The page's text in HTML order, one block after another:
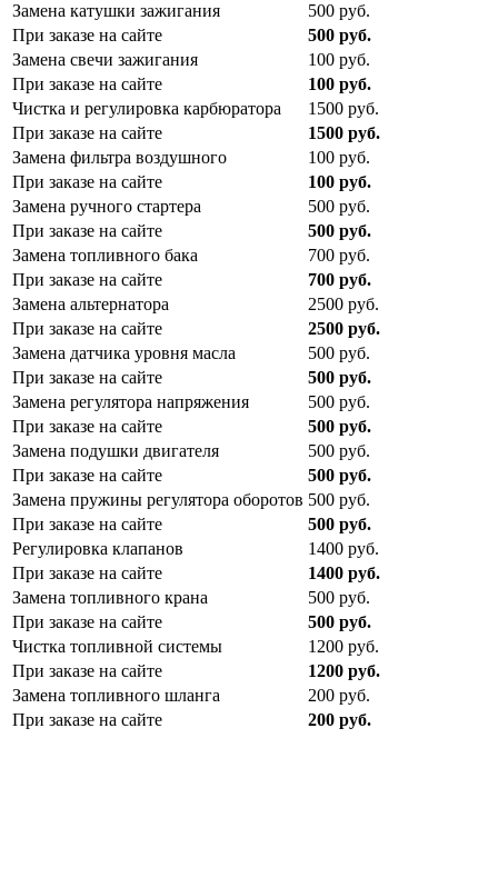
Замена катушки зажигания
500 руб.
При заказе на сайте
500 руб.
Замена свечи зажигания
100 руб.
При заказе на сайте
100 руб.
Чистка и регулировка карбюратора
1500 руб.
При заказе на сайте
1500 руб.
Замена фильтра воздушного
100 руб.
При заказе на сайте
100 руб.
Замена ручного стартера
500 руб.
При заказе на сайте
500 руб.
Замена топливного бака
700 руб.
При заказе на сайте
700 руб.
Замена альтернатора
2500 руб.
При заказе на сайте
2500 руб.
Замена датчика уровня масла
500 руб.
При заказе на сайте
500 руб.
Замена регулятора напряжения
500 руб.
При заказе на сайте
500 руб.
Замена подушки двигателя
500 руб.
При заказе на сайте
500 руб.
Замена пружины регулятора оборотов 500 руб.
При заказе на сайте
500 руб.
Регулировка клапанов
1400 руб.
При заказе на сайте
1400 руб.
Замена топливного крана
500 руб.
При заказе на сайте
500 руб.
Чистка топливной системы
1200 руб.
При заказе на сайте
1200 руб.
Замена топливного шланга
200 руб.
При заказе на сайте
200 руб.